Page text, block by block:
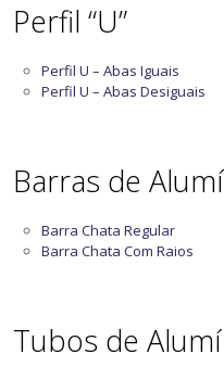
Perfil “U”
Perfil U – Abas Iguais
Perfil U – Abas Desiguais
Barras de
Barra Chata Regular
Barra Chata Com Raios
Tubos de